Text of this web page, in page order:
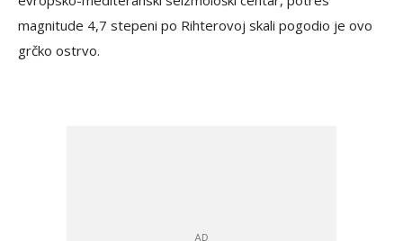
magnitude 4,7 stepeni po Rihterovoj skali pogodio je ovo
grčko ostrvo.